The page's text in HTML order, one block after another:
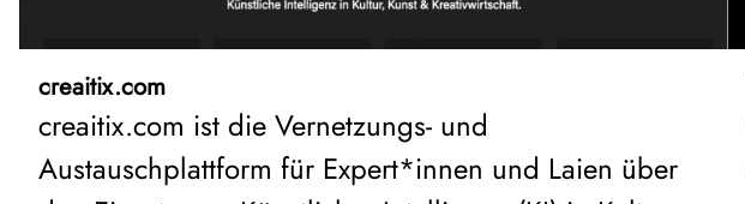
creaitix.com
creaitix.com ist die Vernetzungs- und
Austauschplattform für Expert*innen und Laien über